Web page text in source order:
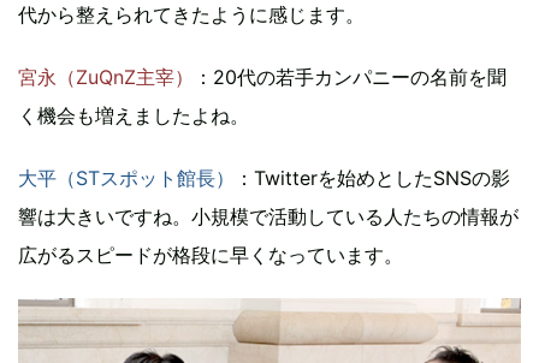
代から整えられてきたように感じます。
宮永（ZuQnZ主宰）
：20代の若手カンパニーの名前を聞
く機会も増えましたよね。
大平（STスポット館長）
：Twitterを始めとしたSNSの影
響は大きいですね。小規模で活動している人たちの情報が
広がるスピードが格段に早くなっています。